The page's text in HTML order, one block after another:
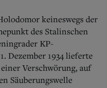
keineswegs der
des Stalinschen
KP-
Dezember 1934 lieferte
Verschwörung, auf
Säuberungswelle